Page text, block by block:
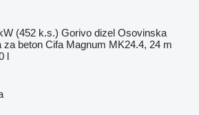
(452 k.s.) Gorivo dizel Osovinska
za beton Cifa Magnum MK24.4, 24 m
l